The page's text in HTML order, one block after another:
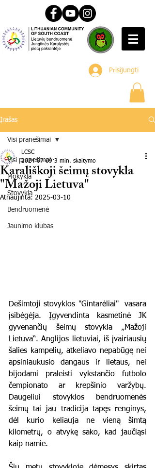
Prisijungti
Įrašas
Visi pranešimai
Mokykla
Stovykla
Bendruomenė
Jaunimo klubas
Visi pranešimai
Karališkoji šeimų stovykla
"Mažoji Lietuva"
LCSC
2024-07-09 3 min. skaitymo
Atnaujinta: 2025-03-10
Dešimtoji stovyklos "Gintarėliai"  vasara
įsibėgėja. Įgyvendinta kasmetinė JK
gyvenančių šeimų stovykla „Mažoji
Lietuva“. Anglijos lietuviai, iš įvairiausių
šalies kampelių, atkeliavo nepabūgę nei
apsiniaukusio dangaus ir lietaus, nei
bijodami praleisti vykstančio futbolo
čempionato ar krepšinio varžybų.
Daugeliui stovyklos bendruomenės
šeimų tai jau tradicija tapęs renginys,
dėl kurio keliauja ne vieną šimtą
kilometrų, o atvykę sako, kad jaučiąsi
kaip namie.